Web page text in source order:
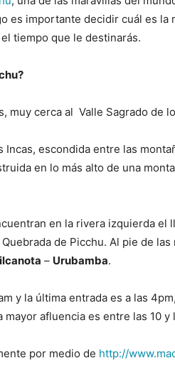
es importante decidir cuál es la
tiempo que le destinarás.
muy cerca al Valle Sagrado de
escondida entre las
en lo más alto de una
en la rivera izquierda el
de Picchu. Al pie de las
– Urubamba.
y la última entrada es a las
afluencia es entre las 10 y
por medio de http://